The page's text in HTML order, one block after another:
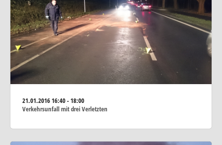
21.01.201616:40 - 18:00
Verkehrsunfall mit drei Verletzten